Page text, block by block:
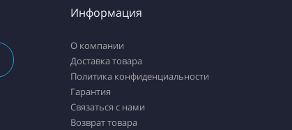
Информация
О компании
Доставка товара
Политика конфиденциальности
Гарантия
Связаться с нами
Возврат товара